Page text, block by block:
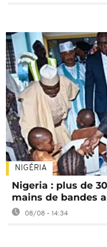
NIGÉRIA
Nigeria : plus de
mains de bandes
08/08 - 14:34